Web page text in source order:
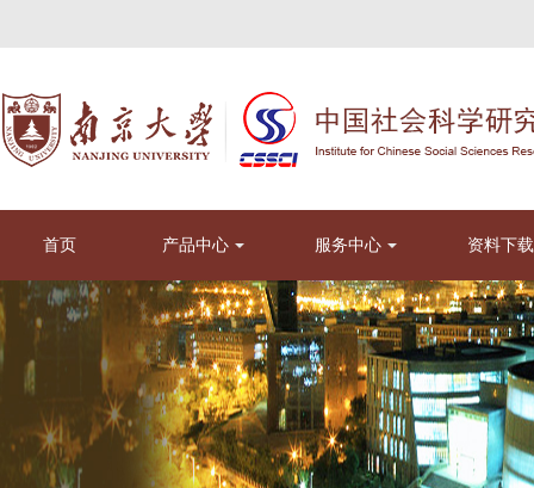
首页 产品中心 服务中心 资料下载